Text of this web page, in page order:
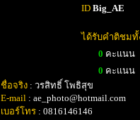
ID Big_AE
ได้รับคำติชม
0 คะแนน
0 คะแนน
ชื่อจริง : วรสิทธิ์ โพธิสุข
E-mail : ae_photo@hotmail.com
เบอร์โทร : 0816146146